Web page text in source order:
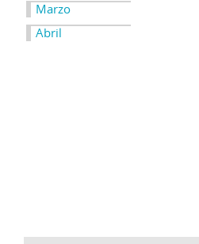
Marzo
Abril